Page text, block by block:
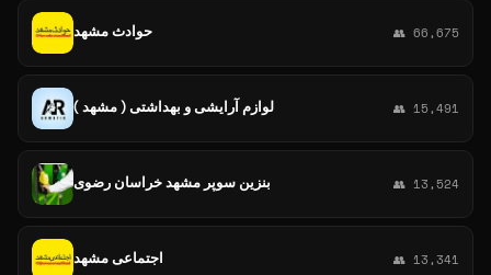
حوادث مشهد 👥 66,675
لوازم آرایشی و بهداشتی ( مشهد ) 👥 15,491
بنزین سوپر مشهد خراسان رضوی 👥 13,524
اجتماعی مشهد 👥 13,341